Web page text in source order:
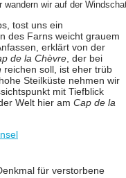
wir auf der
tost uns ein
des Farns weicht grauem
erklärt von der
de la Chèvre, der bei
reichen soll, ist eher trüb
Steilküste nehmen wir
mit Tiefblick
Welt hier am Cap de la
für verstorbene